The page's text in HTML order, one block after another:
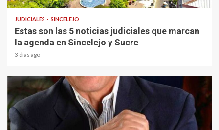
JUDICIALES SINCELEJO
Estas son las 5 noticias judiciales que marcan
la agenda en Sincelejo y Sucre
3 días ago